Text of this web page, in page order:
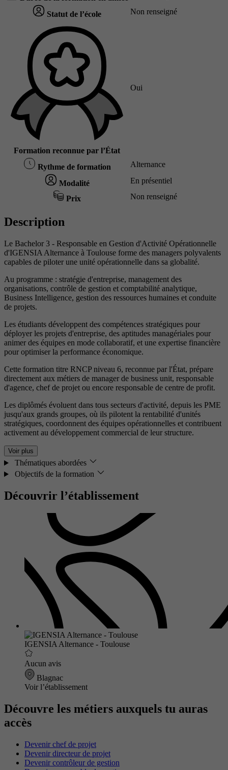
Statut de l’école Non renseigné
Formation reconnue par l’État
Oui
Rythme de formation Alternance
Modalité En présentiel
Prix Non renseigné
Description
Le Bachelor 3 - Responsable en Gestion d'Activité Opérationnelle
d'IGENSIA Alternance à Toulouse forme des managers polyvalents
capables de piloter une unité opérationnelle dans sa globalité.
Au programme : stratégie d'entreprise, management des
organisations, contrôle de gestion et comptabilité analytique,
Business Intelligence, gestion des ressources humaines et conduite
de projets.
Les étudiants développent des compétences stratégiques pour
déployer les projets d'entreprise, des aptitudes managériales pour
animer des équipes en mode collaboratif, et une expertise financière
pour optimiser la performance économique.
Cette formation titre RNCP niveau 6, reconnue par l'État, prépare
directement aux métiers de manager de business unit, responsable
d'agence, chef de projet ou encore responsable de centre de profit.
Les diplômés évoluent dans tous secteurs d'activité, depuis les PME
jusqu'aux grands groupes, où ils pilotent la rentabilité d'unités
stratégiques, coordonnent des équipes opérationnelles et contribuent
activement au développement commercial de leur structure.
Voir plus
Thématiques abordées
Objectifs de la formation
Découvrir l’établissement
IGENSIA Alternance - Toulouse
Aucun avis
Blagnac
Voir l’établissement
Découvre les métiers auxquels tu auras
accès
Devenir chef de projet
Devenir directeur de projet
Devenir contrôleur de gestion